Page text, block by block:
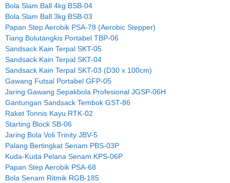
Bola Slam Ball 4kg BSB-04
Bola Slam Ball 3kg BSB-03
Papan Step Aerobik PSA-78 (Aerobic Stepper)
Tiang Bulutangkis Portabel TBP-06
Sandsack Kain Terpal SKT-05
Sandsack Kain Terpal SKT-04
Sandsack Kain Terpal SKT-03 (D30 x 100cm)
Gawang Futsal Portabel GFP-05
Jaring Gawang Sepakbola Profesional JGSP-06H
Gantungan Sandsack Tembok GST-86
Raket Tonnis Kayu RTK-02
Starting Block SB-06
Jaring Bola Voli Trinity JBV-5
Palang Bertingkat Senam PBS-03P
Kuda-Kuda Pelana Senam KPS-06P
Papan Step Aerobik PSA-68
Bola Senam Ritmik RGB-185